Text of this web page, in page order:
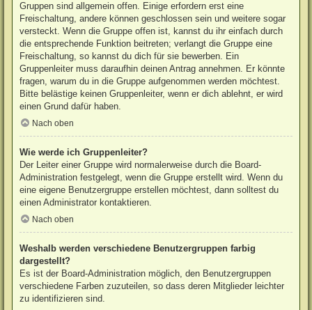
Gruppen sind allgemein offen. Einige erfordern erst eine
Freischaltung, andere können geschlossen sein und weitere sogar
versteckt. Wenn die Gruppe offen ist, kannst du ihr einfach durch
die entsprechende Funktion beitreten; verlangt die Gruppe eine
Freischaltung, so kannst du dich für sie bewerben. Ein
Gruppenleiter muss daraufhin deinen Antrag annehmen. Er könnte
fragen, warum du in die Gruppe aufgenommen werden möchtest.
Bitte belästige keinen Gruppenleiter, wenn er dich ablehnt, er wird
einen Grund dafür haben.
Nach oben
Wie werde ich Gruppenleiter?
Der Leiter einer Gruppe wird normalerweise durch die Board-
Administration festgelegt, wenn die Gruppe erstellt wird. Wenn du
eine eigene Benutzergruppe erstellen möchtest, dann solltest du
einen Administrator kontaktieren.
Nach oben
Weshalb werden verschiedene Benutzergruppen farbig
dargestellt?
Es ist der Board-Administration möglich, den Benutzergruppen
verschiedene Farben zuzuteilen, so dass deren Mitglieder leichter
zu identifizieren sind.